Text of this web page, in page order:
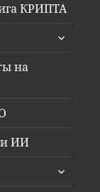
КРИПТА
раскрыть
на
ИИ
раскрыть